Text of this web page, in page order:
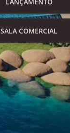
SALA COMERCIAL